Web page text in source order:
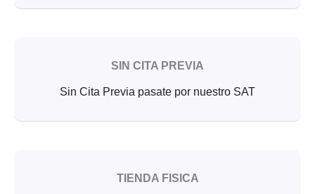
SIN CITA PREVIA
Sin Cita Previa pasate por nuestro SAT
TIENDA FISICA